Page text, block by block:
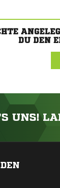
DU DEN
UNS!